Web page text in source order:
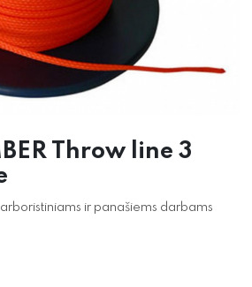
Throw line 3
ir panašiems darbams